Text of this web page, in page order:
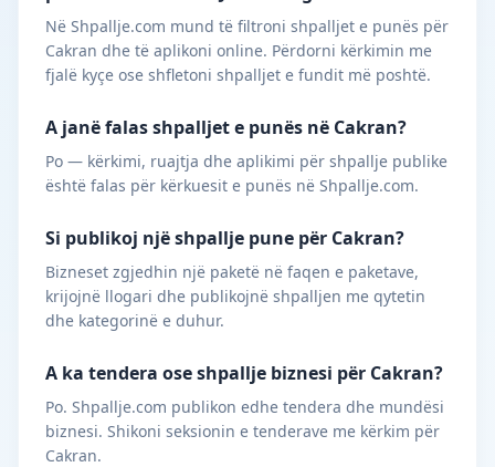
Në Shpallje.com mund të filtroni shpalljet e punës për
Cakran dhe të aplikoni online. Përdorni kërkimin me
fjalë kyçe ose shfletoni shpalljet e fundit më poshtë.
A janë falas shpalljet e punës në Cakran?
Po — kërkimi, ruajtja dhe aplikimi për shpallje publike
është falas për kërkuesit e punës në Shpallje.com.
Si publikoj një shpallje pune për Cakran?
Bizneset zgjedhin një paketë në faqen e paketave,
krijojnë llogari dhe publikojnë shpalljen me qytetin
dhe kategorinë e duhur.
A ka tendera ose shpallje biznesi për Cakran?
Po. Shpallje.com publikon edhe tendera dhe mundësi
biznesi. Shikoni seksionin e tenderave me kërkim për
Cakran.